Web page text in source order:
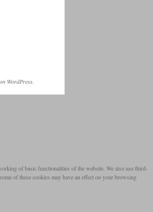
WordPress.
of basic functionalities of the website. We also use third-
of these cookies may have an effect on your browsing